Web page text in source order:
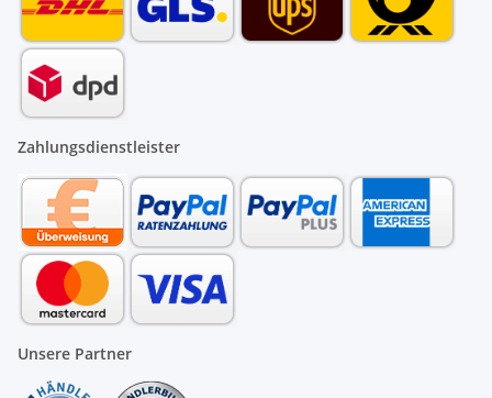
Zahlungsdienstleister
Unsere Partner